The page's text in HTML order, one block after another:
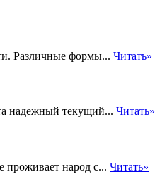
Различные формы... Читать»
надежный текущий... Читать»
проживает народ с... Читать»